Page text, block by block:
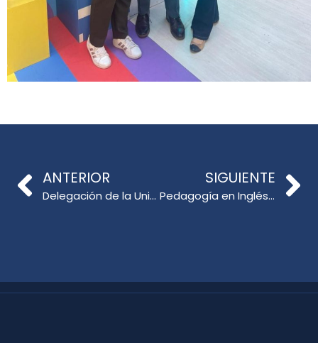
ANTERIOR
Delegación de la Universidad de Primorska visita la Facultad de Educación de la Universidad de Concepción
SIGUIENTE
Pedagogía en Inglés celebra su aniversario con actividades que fortalecen la enseñanza del idioma